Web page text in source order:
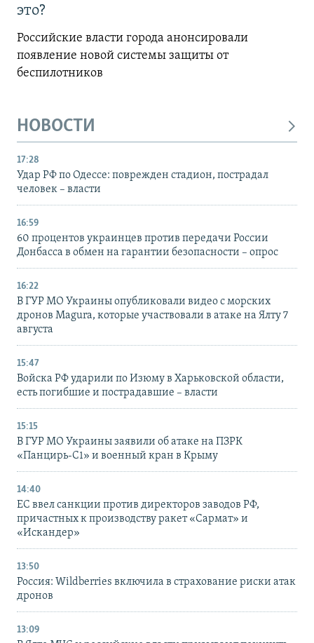
это?
Российские власти города анонсировали
появление новой системы защиты от
беспилотников
НОВОСТИ
17:28
Удар РФ по Одессе: поврежден стадион, пострадал
человек – власти
16:59
60 процентов украинцев против передачи России
Донбасса в обмен на гарантии безопасности – опрос
16:22
В ГУР МО Украины опубликовали видео с морских
дронов Magura, которые участвовали в атаке на Ялту 7
августа
15:47
Войска РФ ударили по Изюму в Харьковской области,
есть погибшие и пострадавшие – власти
15:15
В ГУР МО Украины заявили об атаке на ПЗРК
«Панцирь-С1» и военный кран в Крыму
14:40
ЕС ввел санкции против директоров заводов РФ,
причастных к производству ракет «Сармат» и
«Искандер»
13:50
Россия: Wildberries включила в страхование риски атак
дронов
13:09